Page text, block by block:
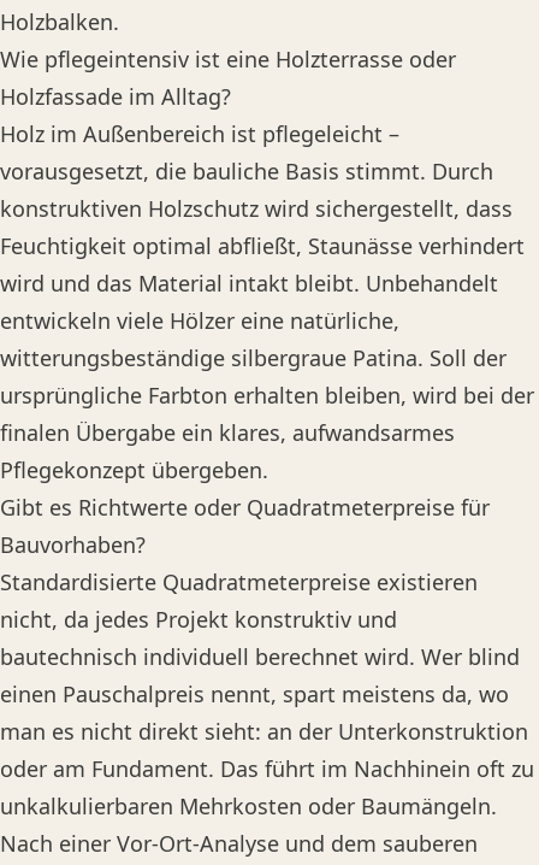
Holzbalken.
Wie pflegeintensiv ist eine Holzterrasse oder
Holzfassade im Alltag?
Holz im Außenbereich ist pflegeleicht –
vorausgesetzt, die bauliche Basis stimmt. Durch
konstruktiven Holzschutz wird sichergestellt, dass
Feuchtigkeit optimal abfließt, Staunässe verhindert
wird und das Material intakt bleibt. Unbehandelt
entwickeln viele Hölzer eine natürliche,
witterungsbeständige silbergraue Patina. Soll der
ursprüngliche Farbton erhalten bleiben, wird bei der
finalen Übergabe ein klares, aufwandsarmes
Pflegekonzept übergeben.
Gibt es Richtwerte oder Quadratmeterpreise für
Bauvorhaben?
Standardisierte Quadratmeterpreise existieren
nicht, da jedes Projekt konstruktiv und
bautechnisch individuell berechnet wird. Wer blind
einen Pauschalpreis nennt, spart meistens da, wo
man es nicht direkt sieht: an der Unterkonstruktion
oder am Fundament. Das führt im Nachhinein oft zu
unkalkulierbaren Mehrkosten oder Baumängeln.
Nach einer Vor-Ort-Analyse und dem sauberen